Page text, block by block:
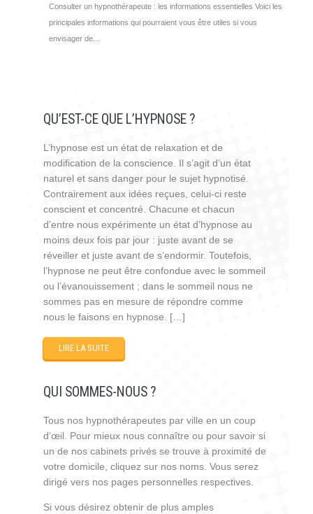
Consulter un hypnothérapeute : les informations essentielles Voici les
principales informations qui pourraient vous être utiles si vous
envisager de...
QU’EST-CE QUE L’HYPNOSE ?
L’hypnose est un état de relaxation et de
modification de la conscience. Il s’agit d’un état
naturel et sans danger pour le sujet hypnotisé.
Contrairement aux idées reçues, celui-ci reste
conscient et concentré. Chacune et chacun
d’entre nous expérimente un état d’hypnose au
moins deux fois par jour : juste avant de se
réveiller et juste avant de s’endormir. Toutefois,
l’hypnose ne peut être confondue avec le sommeil
ou l’évanouissement ; dans le sommeil nous ne
sommes pas en mesure de répondre comme
nous le faisons en hypnose. […]
LIRE LA SUITE
QUI SOMMES-NOUS ?
Tous nos hypnothérapeutes par ville en un coup
d’œil. Pour mieux nous connaître ou pour savoir si
un de nos cabinets privés se trouve à proximité de
votre domicile, cliquez sur nos noms. Vous serez
dirigé vers nos pages personnelles respectives.
Si vous désirez obtenir de plus amples